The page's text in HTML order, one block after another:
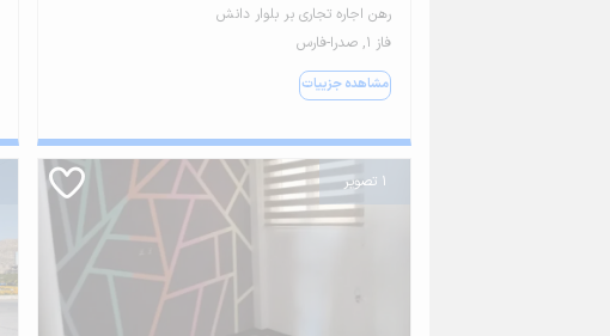
رهن اجاره تجاری بر بلوار دانش
فاز ۱, صدرا-فارس
مشاهده جزییات
1 تصویر